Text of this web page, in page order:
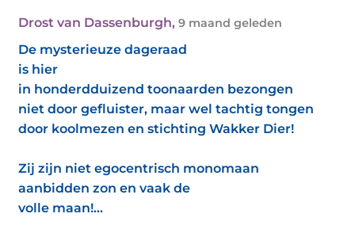
Drost van Dassenburgh, 9 maand geleden
De mysterieuze dageraad
is hier
in honderdduizend toonaarden bezongen
niet door gefluister, maar wel tachtig tongen
door koolmezen en stichting Wakker Dier!
Zij zijn niet egocentrisch monomaan
aanbidden zon en vaak de
volle maan!...